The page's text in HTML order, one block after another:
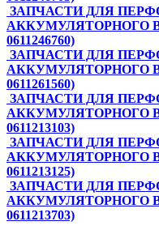
ЗАПЧАСТИ ДЛЯ
АККУМУЛЯТОРНОГО
0611246760)
ЗАПЧАСТИ ДЛЯ
АККУМУЛЯТОРНОГО
0611261560)
ЗАПЧАСТИ ДЛЯ
АККУМУЛЯТОРНОГО
0611213103)
ЗАПЧАСТИ ДЛЯ
АККУМУЛЯТОРНОГО
0611213125)
ЗАПЧАСТИ ДЛЯ
АККУМУЛЯТОРНОГО
0611213703)